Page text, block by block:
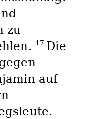
zu
17 Die
auf